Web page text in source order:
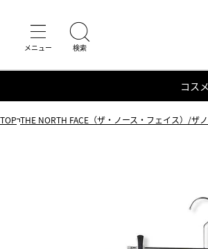
コス
TOP THE NORTH FACE（ザ・ノース・フェイス）/ザ